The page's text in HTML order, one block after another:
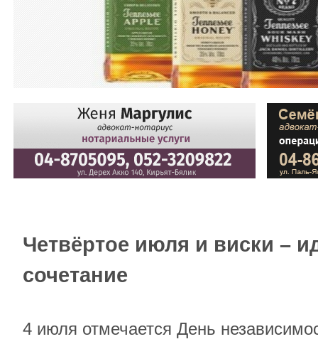
Четвёртое июля и виски –
сочетание
4 июля отмечается День